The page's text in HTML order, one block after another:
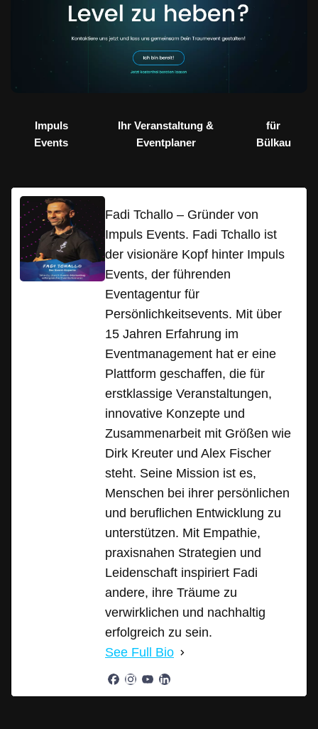
Impuls
Events
Ihr Veranstaltung &
Eventplaner
für
Bülkau
Fadi Tchallo – Gründer von
Impuls Events. Fadi Tchallo ist
der visionäre Kopf hinter Impuls
Events, der führenden
Eventagentur für
Persönlichkeitsevents. Mit über
15 Jahren Erfahrung im
Eventmanagement hat er eine
Plattform geschaffen, die für
erstklassige Veranstaltungen,
innovative Konzepte und
Zusammenarbeit mit Größen wie
Dirk Kreuter und Alex Fischer
steht. Seine Mission ist es,
Menschen bei ihrer persönlichen
und beruflichen Entwicklung zu
unterstützen. Mit Empathie,
praxisnahen Strategien und
Leidenschaft inspiriert Fadi
andere, ihre Träume zu
verwirklichen und nachhaltig
erfolgreich zu sein.
See Full Bio